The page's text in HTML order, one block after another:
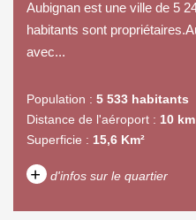
Aubignan est une ville de 5
habitants sont
avec...
Population : 5 533 habitants
Distance de l'aéroport : 10 km
Superficie : 15,6 Km²
+ d'infos sur le quartier